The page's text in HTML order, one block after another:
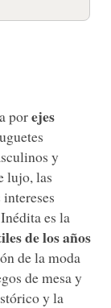
porejes
y
lujo, las
es la
de los años
de la moda
de mesa y
y la